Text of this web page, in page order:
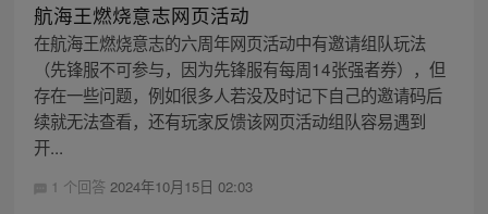
航海王燃烧意志网页活动
在航海王燃烧意志的六周年网页活动中有邀请组队玩法
（先锋服不可参与，因为先锋服有每周14张强者券），但
存在一些问题，例如很多人若没及时记下自己的邀请码后
续就无法查看，还有玩家反馈该网页活动组队容易遇到
开...
1 个回答 2024年10月15日 02:03